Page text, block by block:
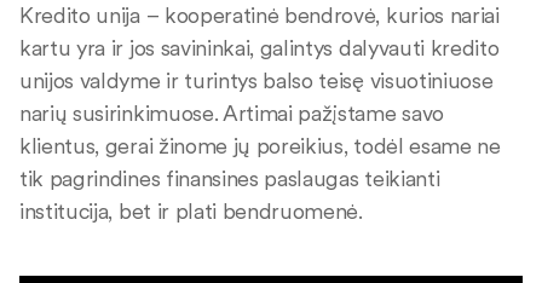
Kredito unija – kooperatinė bendrovė, kurios nariai
kartu yra ir jos savininkai, galintys dalyvauti kredito
unijos valdyme ir turintys balso teisę visuotiniuose
narių susirinkimuose. Artimai pažįstame savo
klientus, gerai žinome jų poreikius, todėl esame ne
tik pagrindines finansines paslaugas teikianti
institucija, bet ir plati bendruomenė.